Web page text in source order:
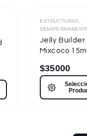
ESTRUCTURAS,
Jelly Builder
Mixcoco
$35000